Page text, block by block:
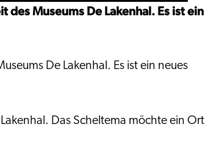
Museums De Lakenhal. Es ist ein
De Lakenhal. Es ist ein neues
Das Scheltema möchte ein Ort